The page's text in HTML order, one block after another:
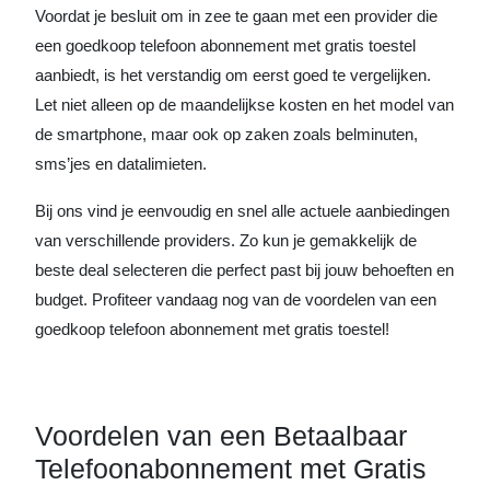
Voordat je besluit om in zee te gaan met een provider die
een goedkoop telefoon abonnement met gratis toestel
aanbiedt, is het verstandig om eerst goed te vergelijken.
Let niet alleen op de maandelijkse kosten en het model van
de smartphone, maar ook op zaken zoals belminuten,
sms’jes en datalimieten.
Bij ons vind je eenvoudig en snel alle actuele aanbiedingen
van verschillende providers. Zo kun je gemakkelijk de
beste deal selecteren die perfect past bij jouw behoeften en
budget. Profiteer vandaag nog van de voordelen van een
goedkoop telefoon abonnement met gratis toestel!
Voordelen van een Betaalbaar
Telefoonabonnement met Gratis